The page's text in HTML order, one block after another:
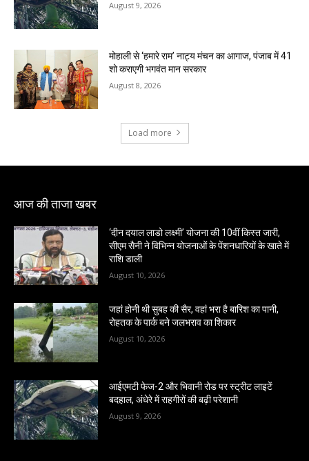
August 9, 2026
मोहाली से ‘हमारे राम’ नाट्य मंचन का आगाज, पंजाब में 41
शो कराएगी भगवंत मान सरकार
August 8, 2026
Load more
आज की ताजा खबर
‘दीन दयाल लाडो लक्ष्मी’ योजना की 10वीं किस्त जारी,
सीएम सैनी ने विभिन्न योजनाओं के पेंशनधारियों के खाते में
राशि डाली
August 10, 2026
जहां होनी थी सुबह की सैर, वहां भरा है बारिश का पानी,
रोहतक के पार्क बने जलभराव का शिकार
August 10, 2026
आईएमटी फेज-2 और भिवानी रोड पर स्ट्रीट लाइटें
बदहाल, अंधेरे में राहगीरों की बढ़ी परेशानी
August 9, 2026